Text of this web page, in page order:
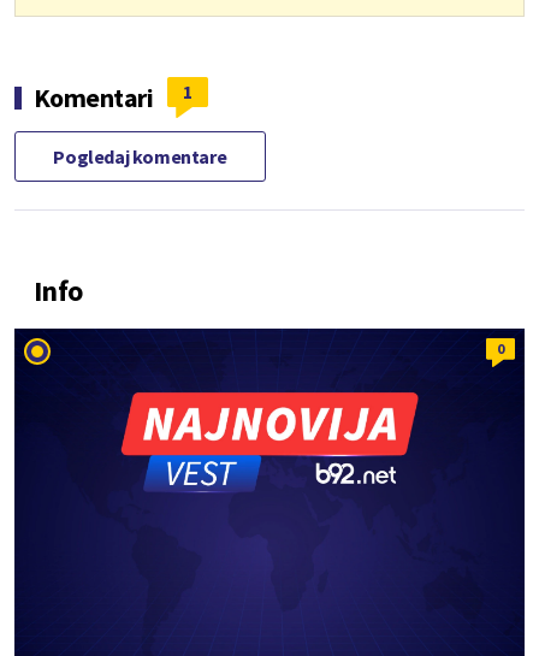
Komentari 1
Pogledaj komentare
Info
0